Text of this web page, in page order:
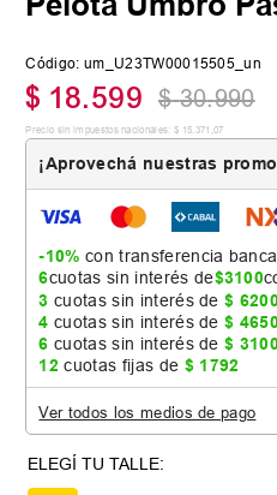
Código: um_U23TW00015505_un
$ 18.599 $ 30.990
Precio sin impuestos nacionales: $ 15 371 07
¡Aprovechá nuestras
-10% con transferencia
6cuotas sin interés de$3100
3 cuotas sin interés de$ 6200
4 cuotas sin interés de$ 4650
6 cuotas sin interés de$ 3100
12 cuotas fijas de $ 1792
Ver todos los medios de pago